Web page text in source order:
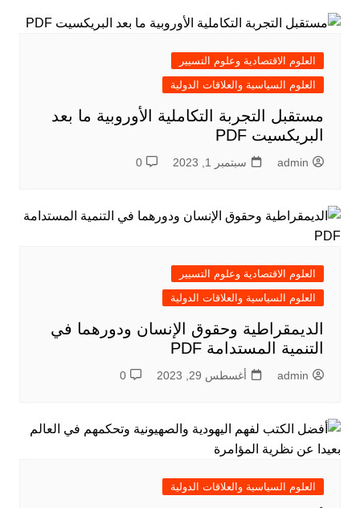
العلوم الاقتصادية وعلوم التسيير
العلوم السياسية والعلاقات الدولية
مستقبل التجربة التكاملية الأوروبية ما بعد
البريكسيت PDF
admin سبتمبر 1, 2023 0
العلوم الاقتصادية وعلوم التسيير
العلوم السياسية والعلاقات الدولية
الديمقراطية وحقوق الإنسان ودورهما في
التنمية المستدامة PDF
admin أغسطس 29, 2023 0
العلوم السياسية والعلاقات الدولية